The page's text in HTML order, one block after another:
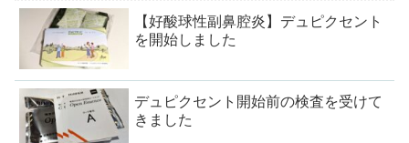
【好酸球性副鼻腔炎】デュピクセント
を開始しました
デュピクセント開始前の検査を受けて
きました